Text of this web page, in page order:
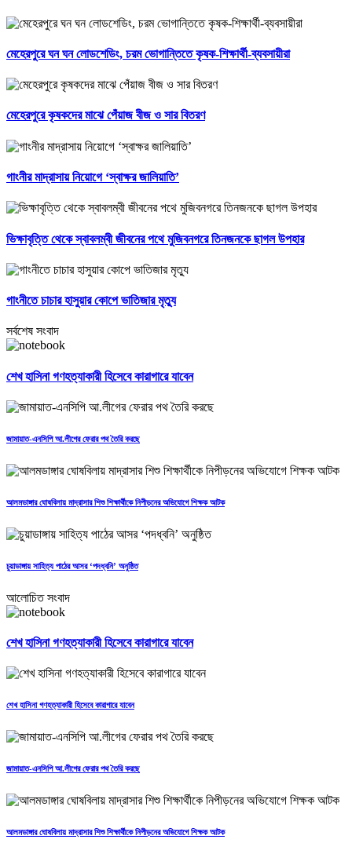
মেহেরপুরে ঘন ঘন লোডশেডিং, চরম ভোগান্তিতে কৃষক-শিক্ষার্থী-ব্যবসায়ীরা
মেহেরপুরে কৃষকদের মাঝে পেঁয়াজ বীজ ও সার বিতরণ
গাংনীর মাদ্রাসায় নিয়োগে ‘স্বাক্ষর জালিয়াতি’
ভিক্ষাবৃত্তি থেকে স্বাবলম্বী জীবনের পথে মুজিবনগরে তিনজনকে ছাগল উপহার
গাংনীতে চাচার হাসুয়ার কোপে ভাতিজার মৃত্যু
সর্বশেষ সংবাদ
শেখ হাসিনা গণহত্যাকারী হিসেবে কারাগারে যাবেন
জামায়াত-এনসিপি আ.লীগের ফেরার পথ তৈরি করছে
আলমডাঙ্গার ঘোষবিলায় মাদ্রাসার শিশু শিক্ষার্থীকে নিপীড়নের অভিযোগে শিক্ষক আটক
চুয়াডাঙ্গায় সাহিত্য পাঠের আসর ‘পদধ্বনি’ অনুষ্ঠিত
আলোচিত সংবাদ
শেখ হাসিনা গণহত্যাকারী হিসেবে কারাগারে যাবেন
শেখ হাসিনা গণহত্যাকারী হিসেবে কারাগারে যাবেন
জামায়াত-এনসিপি আ.লীগের ফেরার পথ তৈরি করছে
আলমডাঙ্গার ঘোষবিলায় মাদ্রাসার শিশু শিক্ষার্থীকে নিপীড়নের অভিযোগে শিক্ষক আটক